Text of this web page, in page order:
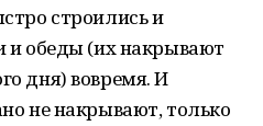
строились и
и обеды (их накрывают
дня) вовремя. И
не накрывают, только